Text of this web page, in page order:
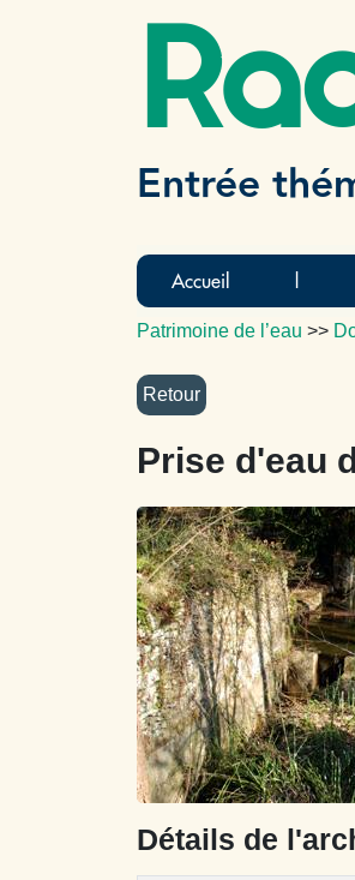
Entrée
Accueil
Patrimoine de l’eau >>
Prise d'eau
Détails de